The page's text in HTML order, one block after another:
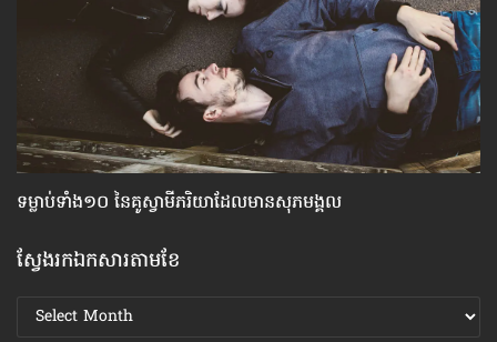
ទម្លាប់​ទាំង១០ នៃ​គូ​ស្វាមី​ភរិយា​ដែល​មាន​សុភមង្គល
ស្វែងរកឯកសារតាមខែ
ស្វែងរក
ឯកសារ